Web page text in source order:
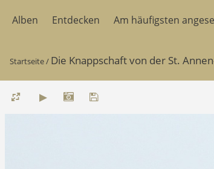
Alben Entdecken Am häufigsten
Startseite/ Die Knappschaft von der St.